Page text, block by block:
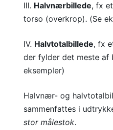
III. Halvnærbillede, fx
torso (overkrop). (Se
IV. Halvtotalbillede, fx
der fylder det meste af
eksempler)
Halvnær- og
sammenfattes i
stor målestok.